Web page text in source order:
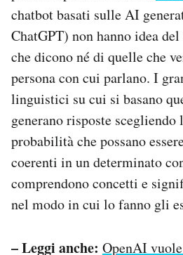
chatbot basati sulle AI
ChatGPT) non hanno idea
che dicono né di quelle che
persona con cui parlano. I
linguistici su cui si basano
generano risposte
probabilità che possano
coerenti in un determinato
comprendono concetti e
nel modo in cui lo fanno gli
– Leggi anche: OpenAI